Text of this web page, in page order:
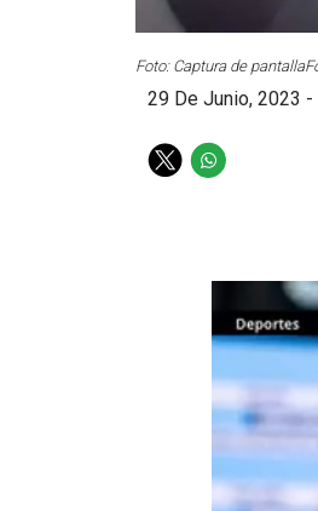
Foto: Captura de pantalla
29 De Junio, 2023 -
T
W
p